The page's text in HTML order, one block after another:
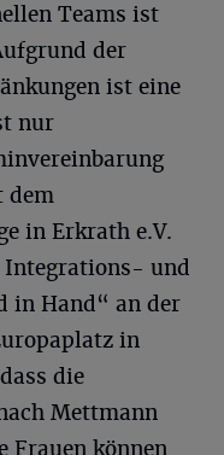
Teams ist
der
ist eine
nur
dem
in Erkrath e.V.
Integrations- und
in Hand“ an der
in
die
Mettmann
Frauen können